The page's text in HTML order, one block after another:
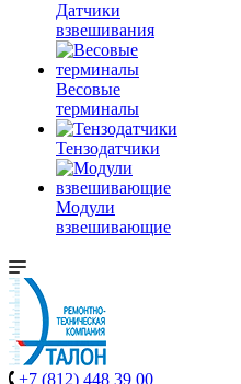
Датчики
взвешивания
Весовые
терминалы
Тензодатчики
Модули
взвешивающие
+7 (812) 448 39 00